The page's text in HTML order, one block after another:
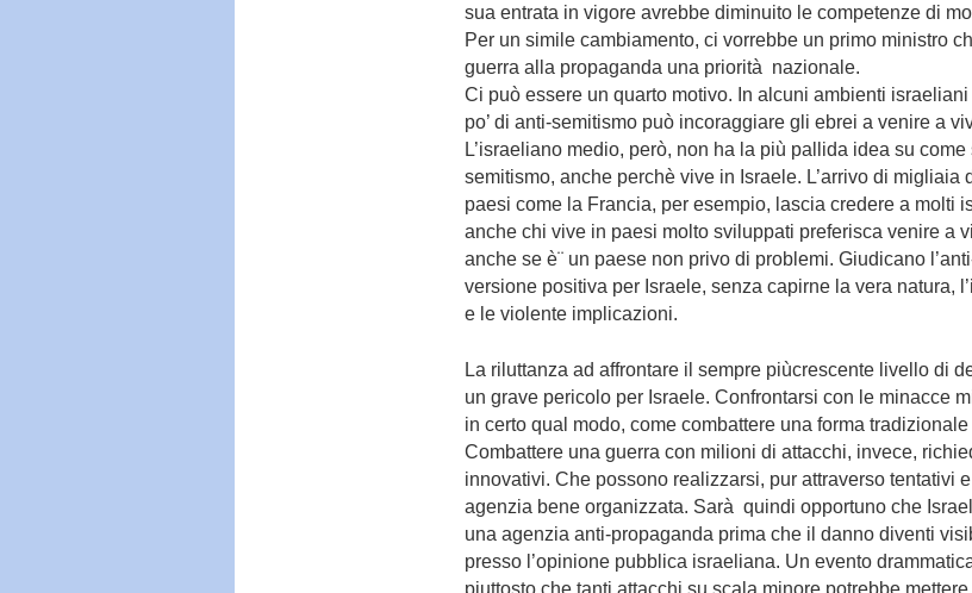
sua entrata in vigore avrebbe diminuito le competenze di
Per un simile cambiamento, ci vorrebbe un primo ministro
guerra alla propaganda una priorità nazionale.
Ci può essere un quarto motivo. In alcuni ambienti
po’ di anti-semitismo può incoraggiare gli ebrei a venire a
L’israeliano medio, però, non ha la più pallida idea su come
semitismo, anche perchè vive in Israele. L’arrivo di migliaia
paesi come la Francia, per esempio, lascia credere a molti
anche chi vive in paesi molto sviluppati preferisca venire a
anche se è¨ un paese non privo di problemi. Giudicano
versione positiva per Israele, senza capirne la vera natura,
e le violente implicazioni.
La riluttanza ad affrontare il sempre piùcrescente livello di
un grave pericolo per Israele. Confrontarsi con le minacce
in certo qual modo, come combattere una forma
Combattere una guerra con milioni di attacchi, invece,
innovativi. Che possono realizzarsi, pur attraverso tentativi
agenzia bene organizzata. Sarà quindi opportuno che
una agenzia anti-propaganda prima che il danno diventi
presso l’opinione pubblica israeliana. Un evento
piuttosto che tanti attacchi su scala minore potrebbe mettere